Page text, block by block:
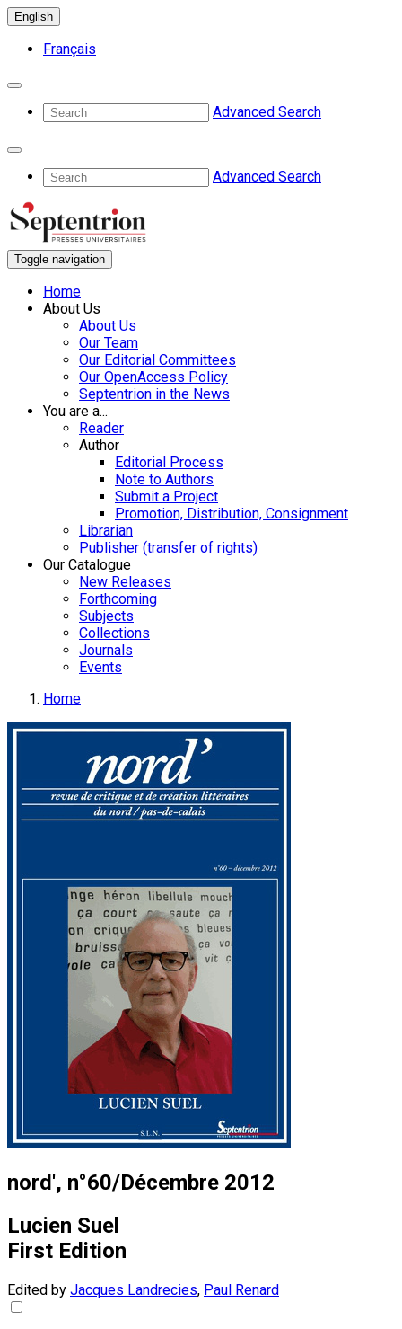
English
Français
Advanced Search
Advanced Search
Toggle navigation
Home
About Us
About Us
Our Team
Our Editorial Committees
Our OpenAccess Policy
Septentrion in the News
You are a...
Reader
Author
Editorial Process
Note to Authors
Submit a Project
Promotion, Distribution, Consignment
Librarian
Publisher (transfer of rights)
Our Catalogue
New Releases
Forthcoming
Subjects
Collections
Journals
Events
Home
nord', n°60/Décembre 2012
Lucien Suel
First Edition
Edited by Jacques Landrecies, Paul Renard